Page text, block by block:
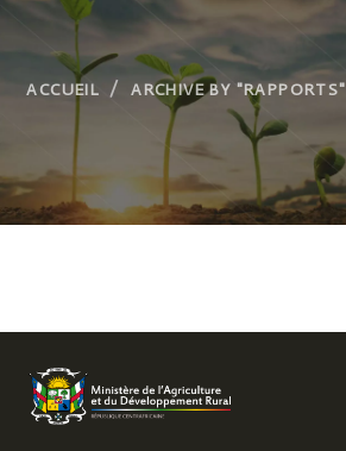
ACCUEIL ARCHIVE BY "RAPPORTS"